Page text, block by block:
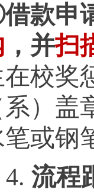
款申
，并扫
校奖
系）盖
笔或钢
4. 流程